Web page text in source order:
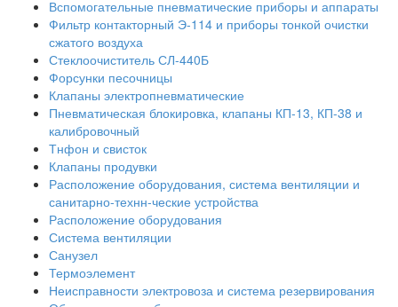
Вспомогательные пневматические приборы и аппараты
Фильтр контакторный Э-114 и приборы тонкой очистки
сжатого воздуха
Стеклоочиститель СЛ-440Б
Форсунки песочницы
Клапаны электропневматические
Пневматическая блокировка, клапаны КП-13, КП-38 и
калибровочный
Тнфон и свисток
Клапаны продувки
Расположение оборудования, система вентиляции и
санитарно-технн-ческие устройства
Расположение оборудования
Система вентиляции
Санузел
Термоэлемент
Неисправности электровоза и система резервирования